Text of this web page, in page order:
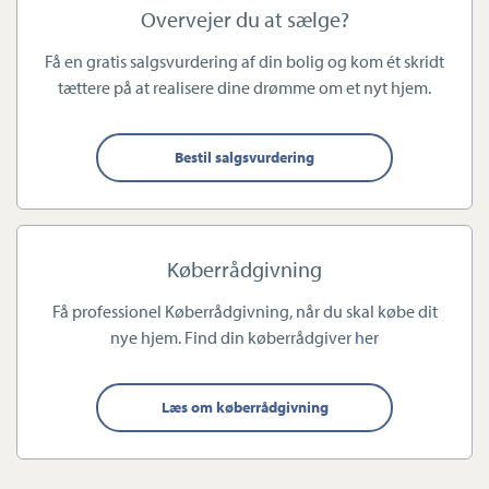
Teamet består af samlet fire personer, som har arbejdet sammen
i flere år, hvilket gør, at du som kunde kan føle dig i trygge
hænder, uanset hvem du træffer i butikken:
Chris Bertelsen:Uddannet tømrer og ejendomsmægler med
Odense Kommune. Chris er desuden certificeret
køberrådgiver med Tryghedsmærke fra DE samt
vurderingskonsulent for Totalkredit. Han er født og opvokset
murermestervilla sammen med sin kæreste og deres to
Overvejer du at sælge?
Få en gratis salgsvurdering af din bolig og kom ét skridt
tættere på at realisere dine drømme om et nyt hjem.
Bestil salgsvurdering
Køberrådgivning
Få professionel Køberrådgivning, når du skal købe dit
nye hjem. Find din køberrådgiver her
Læs om køberrådgivning